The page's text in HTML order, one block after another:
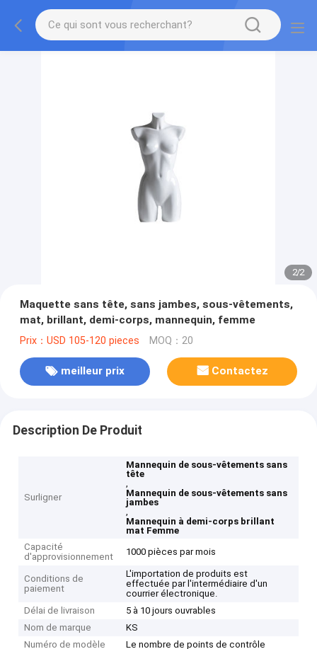
2/2
Maquette sans tête, sans jambes, sous-vêtements,
mat, brillant, demi-corps, mannequin, femme
Prix：USD 105-120 pieces MOQ：20
meilleur prix Contactez
Description De Produit
Surligner
Mannequin de sous-vêtements sans
tête
,
Mannequin de sous-vêtements sans
jambes
,
Mannequin à demi-corps brillant
mat Femme
Capacité
d'approvisionnement
1000 pièces par mois
Conditions de
paiement
L'importation de produits est
effectuée par l'intermédiaire d'un
courrier électronique.
Délai de livraison
5 à 10 jours ouvrables
Nom de marque
KS
Numéro de modèle
Le nombre de points de contrôle